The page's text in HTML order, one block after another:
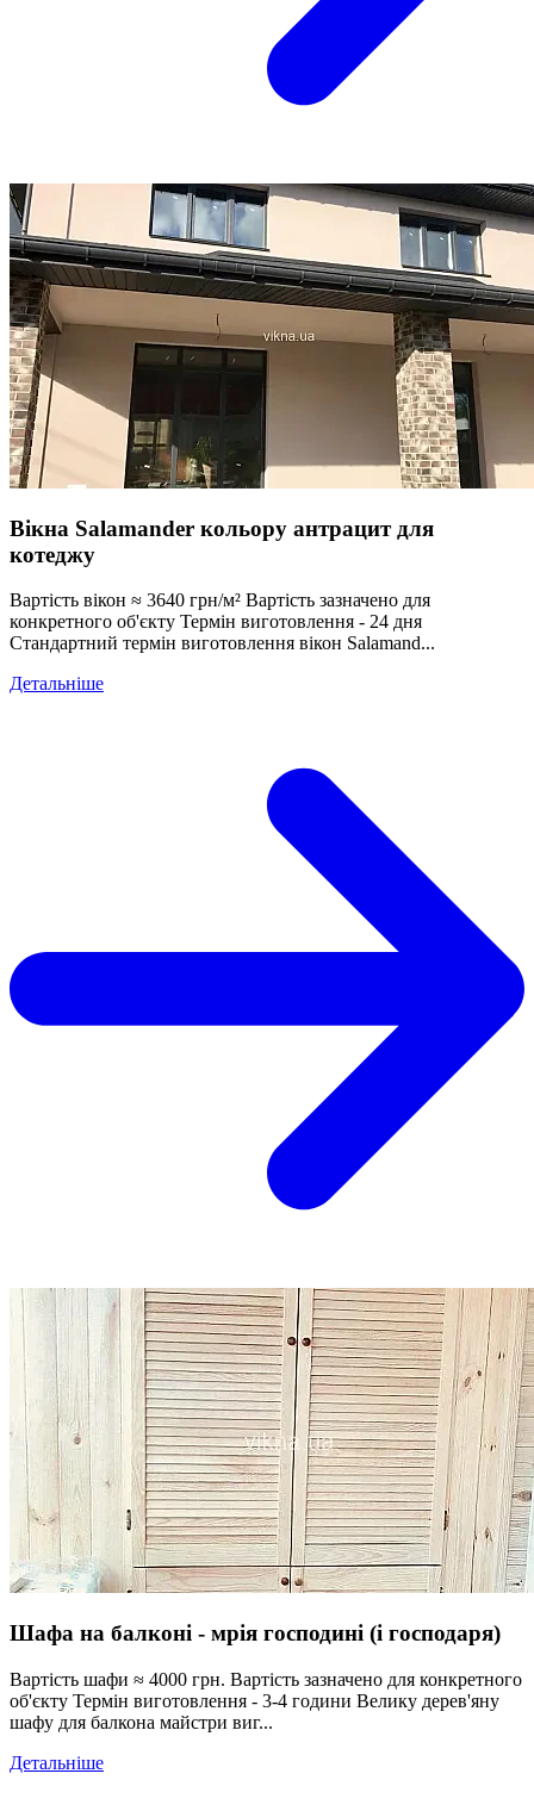
Вікна Salamander кольору антрацит для
котеджу
Вартість вікон ≈ 3640 грн/м² Вартість зазначено для
конкретного об'єкту Термін виготовлення - 24 дня
Стандартний термін виготовлення вікон Salamand...
Детальніше
Шафа на балконі - мрія господині (і господаря)
Вартість шафи ≈ 4000 грн. Вартість зазначено для конкретного
об'єкту Термін виготовлення - 3-4 години Велику дерев'яну
шафу для балкона майстри виг...
Детальніше